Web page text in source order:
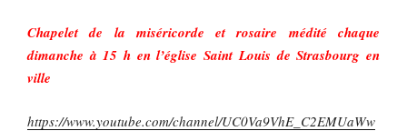
Chapelet de la miséricorde et rosaire médité chaque
dimanche à 15 h en l’église Saint Louis de Strasbourg en
ville
https://www.youtube.com/channel/UC0Va9VhE_C2EMUaWw